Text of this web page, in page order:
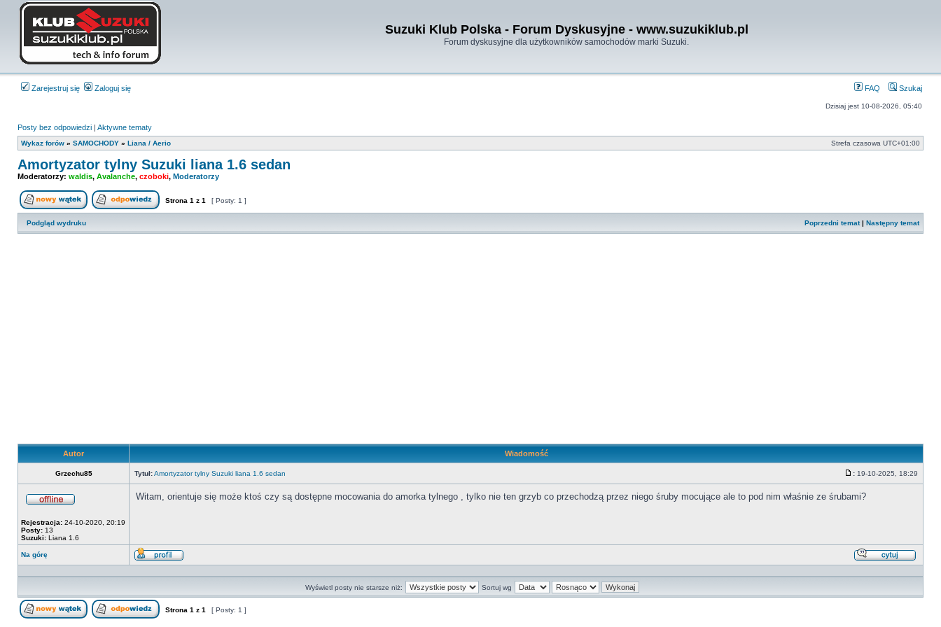
Suzuki Klub Polska - Forum Dyskusyjne - www.suzukiklub.pl
Forum dyskusyjne dla użytkowników samochodów marki Suzuki.
Zarejestruj się Zaloguj się FAQ Szukaj
Dzisiaj jest 10-08-2026, 05:40
Posty bez odpowiedzi | Aktywne tematy
Wykaz forów » SAMOCHODY » Liana / Aerio Strefa czasowa UTC+01:00
Amortyzator tylny Suzuki liana 1.6 sedan
Moderatorzy: waldis, Avalanche, czoboki, Moderatorzy
Nowy temat Odpowiedz w temacie
Strona 1 z 1 [ Posty: 1 ]
Podgląd wydruku Poprzedni temat| Następny temat
Autor Wiadomość
Grzechu85 Tytuł:Amortyzator tylny Suzuki liana 1.6 sedan
: 19-10-2025, 18:29
Rejestracja: 24-10-2020, 20:19
Posty: 13
Suzuki: Liana 1.6
Witam, orientuje się może ktoś czy są dostępne mocowania do amorka tylnego , tylko nie ten grzyb co przechodzą przez niego śruby mocujące ale to pod nim właśnie ze śrubami?
Na górę
Wyświetl
Wyświetl posty nie starsze niż:
Sortuj wg
Strona 1 z 1 [ Posty: 1 ]